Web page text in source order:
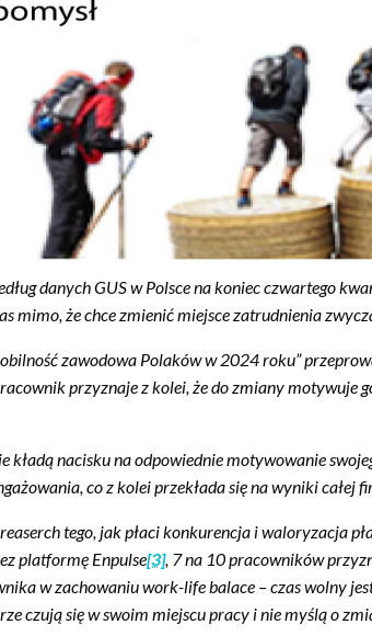
danych GUS w Polsce na koniec czwartego
mimo, że chce zmienić miejsce zatrudnienia
zawodowa Polaków w 2024 roku”
przyznaje z kolei, że do zmiany motywuje
nacisku na odpowiednie motywowanie
co z kolei przekłada się na wyniki całej
tego, jak płaci konkurencja i waloryzacja
platformę Enpulse[3], 7 na 10 pracowników
w zachowaniu work-life balace – czas wolny
czują się w swoim miejscu pracy i nie myślą o